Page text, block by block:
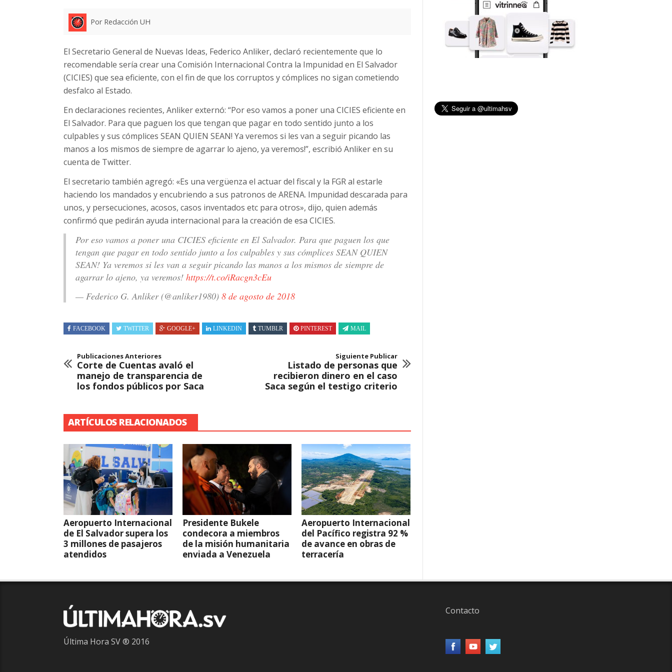
Por Redacción UH
El Secretario General de Nuevas Ideas, Federico Anliker, declaró recientemente que lo
recomendable sería crear una Comisión Internacional Contra la Impunidad en El Salvador
(CICIES) que sea eficiente, con el fin de que los corruptos y cómplices no sigan cometiendo
desfalco al Estado.
En declaraciones recientes, Anliker externó: “Por eso vamos a poner una CICIES eficiente en
El Salvador. Para que paguen los que tengan que pagar en todo sentido junto a los
culpables y sus cómplices SEAN QUIEN SEAN! Ya veremos si les van a seguir picando las
manos a los mismos de siempre de agarrar lo ajeno, ya veremos!”, escribió Anliker en su
cuenta de Twitter.
El secretario también agregó: «Es una vergüenza el actuar del fiscal y la FGR al estarle
haciendo los mandados y encubriendo a sus patronos de ARENA. Impunidad descarada para
unos, y persecuciones, acosos, casos inventados etc para otros», dijo, quien además
confirmó que pedirán ayuda internacional para la creación de esa CICIES.
Por eso vamos a poner una CICIES eficiente en El Salvador. Para que paguen los que
tengan que pagar en todo sentido junto a los culpables y sus cómplices SEAN QUIEN
SEAN! Ya veremos si les van a seguir picando las manos a los mismos de siempre de
agarrar lo ajeno, ya veremos! https://t.co/iRacgn3cEu
— Federico G. Anliker (@anliker1980) 8 de agosto de 2018
FACEBOOK TWITTER GOOGLE+ LINKEDIN TUMBLR PINTEREST MAIL
Publicaciones Anteriores
Corte de Cuentas avaló el
manejo de transparencia de
los fondos públicos por Saca
Siguiente Publicar
Listado de personas que
recibieron dinero en el caso
Saca según el testigo criterio
ARTÍCULOS RELACIONADOS
Aeropuerto Internacional
de El Salvador supera los
3 millones de pasajeros
atendidos
Presidente Bukele
condecora a miembros
de la misión humanitaria
enviada a Venezuela
Aeropuerto Internacional
del Pacífico registra 92 %
de avance en obras de
terracería
Última Hora SV ® 2016
Contacto